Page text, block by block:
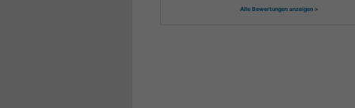
Alle Bewertungen anzeigen >